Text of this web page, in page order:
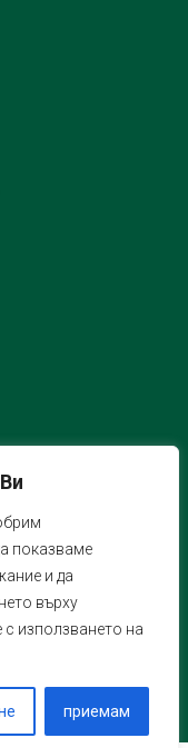
показваме
и да
върху
с използването на
приемам